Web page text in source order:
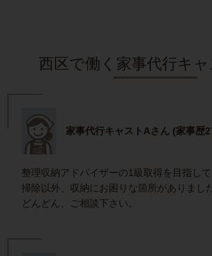
西区で働く家事代行キ
家事代行キャストAさん (家事歴
整理収納アドバイザーの1級取得を目指し
掃除以外、収納にお困りな箇所がありまし
どんどん、ご相談下さい。